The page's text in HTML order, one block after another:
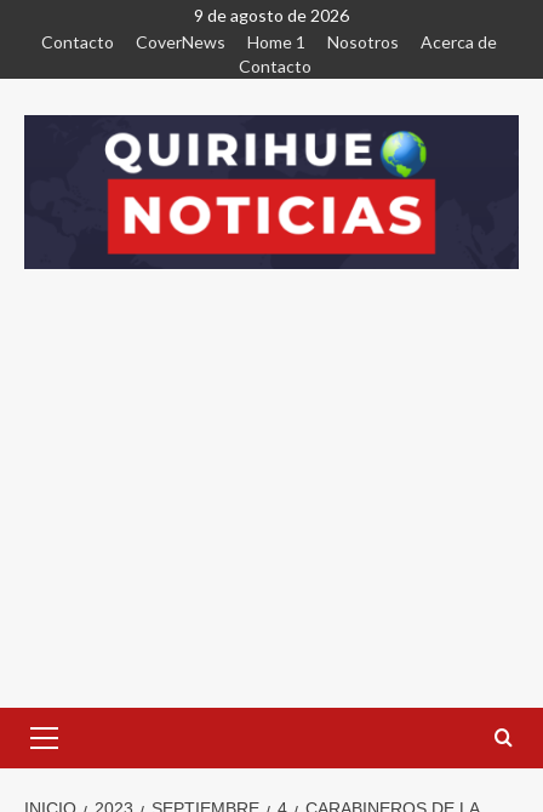
9 de agosto de 2026
Contacto
CoverNews Home 1 Nosotros
Acerca de
Contacto